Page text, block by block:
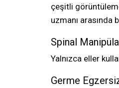
çeşitli
uzmanı arasında
Spinal
Yalnızca eller
Germe